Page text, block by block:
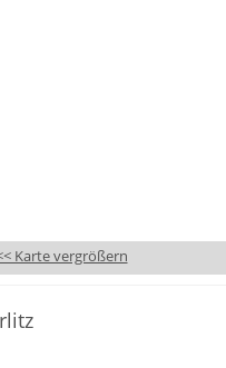
Karte vergrößern